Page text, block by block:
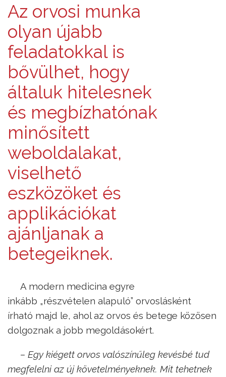
Az orvosi munka
olyan újabb
feladatokkal is
bővülhet, hogy
általuk hitelesnek
és megbízhatónak
minősített
weboldalakat,
viselhető
eszközöket és
applikációkat
ajánljanak a
betegeiknek.
A modern medicina egyre
inkább „részvételen alapuló” orvoslásként
írható majd le, ahol az orvos és betege közösen
dolgoznak a jobb megoldásokért.
– Egy kiégett orvos valószínűleg kevésbé tud
megfelelni az új követelményeknek. Mit tehetnek